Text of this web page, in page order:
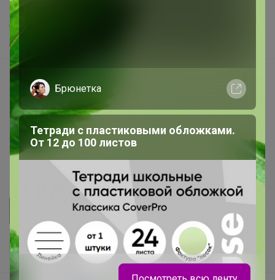
Хиты продаж
Самое желанное
Самое быстрое
Picabox.ru - Лучшее место для ваших изображений
Розыгрыш - Генератор случайных чисел
Пульс нашего маркетплейса
Укорачиватель ссылок
Брюнетка
Тетради с пластиковыми обложками.
От 12 до 100 листов